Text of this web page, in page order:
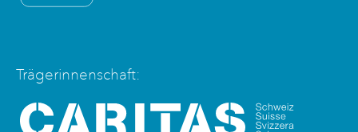
Fondation Sana
Trägerinnenschaft: